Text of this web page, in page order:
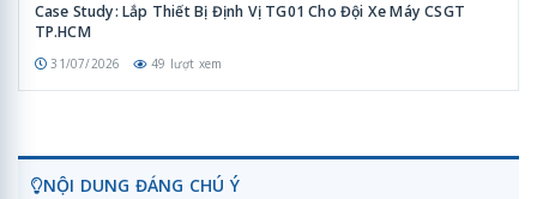
Case Study: Lắp Thiết Bị Định Vị TG01 Cho Đội Xe Máy CSGT
TP.HCM
31/07/2026 49 lượt xem
NỘI DUNG ĐÁNG CHÚ Ý